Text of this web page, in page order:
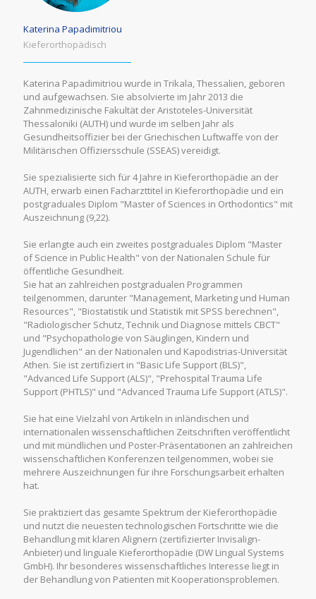
Katerina Papadimitriou
Κieferorthopädisch
Katerina Papadimitriou wurde in Trikala, Thessalien, geboren
und aufgewachsen. Sie absolvierte im Jahr 2013 die
Zahnmedizinische Fakultät der Aristoteles-Universität
Thessaloniki (AUTH) und wurde im selben Jahr als
Gesundheitsoffizier bei der Griechischen Luftwaffe von der
Militärischen Offiziersschule (SSEAS) vereidigt.
Sie spezialisierte sich für 4 Jahre in Kieferorthopädie an der
AUTH, erwarb einen Facharzttitel in Kieferorthopädie und ein
postgraduales Diplom "Master of Sciences in Orthodontics" mit
Auszeichnung (9,22).
Sie erlangte auch ein zweites postgraduales Diplom "Master
of Science in Public Health" von der Nationalen Schule für
öffentliche Gesundheit.
Sie hat an zahlreichen postgradualen Programmen
teilgenommen, darunter "Management, Marketing und Human
Resources", "Biostatistik und Statistik mit SPSS berechnen",
"Radiologischer Schutz, Technik und Diagnose mittels CBCT"
und "Psychopathologie von Säuglingen, Kindern und
Jugendlichen" an der Nationalen und Kapodistrias-Universität
Athen. Sie ist zertifiziert in "Basic Life Support (BLS)",
"Advanced Life Support (ALS)", "Prehospital Trauma Life
Support (PHTLS)" und "Advanced Trauma Life Support (ATLS)".
Sie hat eine Vielzahl von Artikeln in inländischen und
internationalen wissenschaftlichen Zeitschriften veröffentlicht
und mit mündlichen und Poster-Präsentationen an zahlreichen
wissenschaftlichen Konferenzen teilgenommen, wobei sie
mehrere Auszeichnungen für ihre Forschungsarbeit erhalten
hat.
Sie praktiziert das gesamte Spektrum der Kieferorthopädie
und nutzt die neuesten technologischen Fortschritte wie die
Behandlung mit klaren Alignern (zertifizierter Invisalign-
Anbieter) und linguale Kieferorthopädie (DW Lingual Systems
GmbH). Ihr besonderes wissenschaftliches Interesse liegt in
der Behandlung von Patienten mit Kooperationsproblemen.